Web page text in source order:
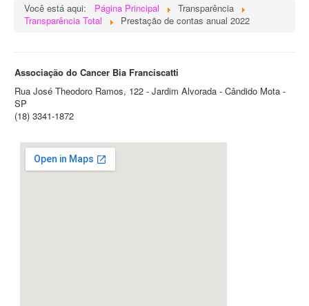
Você está aqui: Página Principal
Transparência
Transparência Total
Prestação de contas anual 2022
Associação do Cancer Bia Franciscatti
Rua José Theodoro Ramos, 122 - Jardim Alvorada - Cândido Mota -
SP
(18) 3341-1872